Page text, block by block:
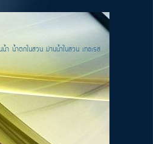
น้ำตกในสวน ม่านน้ำในสวน เทอเรส